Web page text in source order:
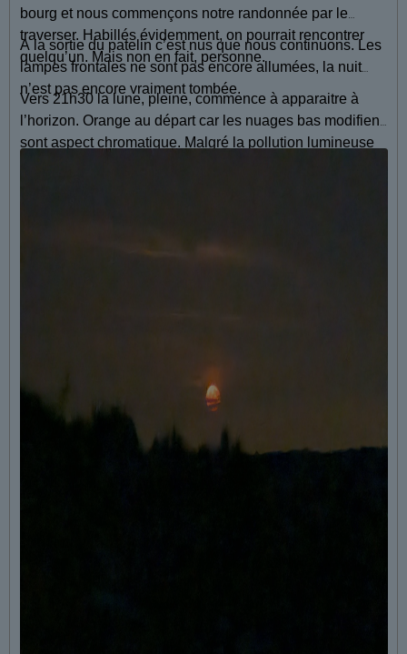
bourg et nous commençons notre randonnée par le
traverser. Habillés évidemment, on pourrait rencontrer
quelqu’un. Mais non en fait, personne.
A la sortie du patelin c’est nus que nous continuons. Les
lampes frontales ne sont pas encore allumées, la nuit
n’est pas encore vraiment tombée.
Vers 21h30 la lune, pleine, commence à apparaitre à
l’horizon. Orange au départ car les nuages bas modifient
sont aspect chromatique. Malgré la pollution lumineuse